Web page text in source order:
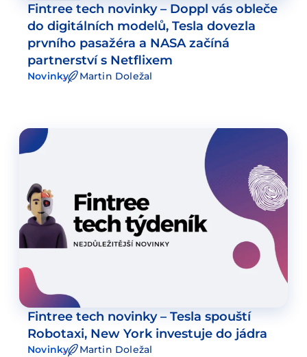
Fintree tech novinky – Doppl vás obleče
do digitálních modelů, Tesla dovezla
prvního pasažéra a NASA začíná
partnerství s Netflixem
Novinky Martin Doležal
Fintree tech novinky – Tesla spouští
Robotaxi, New York investuje do jádra
Novinky Martin Doležal